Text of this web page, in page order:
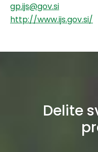
gp.ijs@gov.si
http://www.ijs.gov.si/
Delite